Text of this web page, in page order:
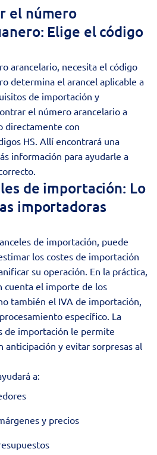
el número
Elige el código
arancelario, necesita el código
determina el arancel aplicable a
de importación y
el número arancelario a
directamente con
HS. Allí encontrará una
información para ayudarle a
de importación: Lo
importadoras
de importación, puede
los costes de importación
su operación. En la práctica,
cuenta el importe de los
también el IVA de importación,
específico. La
de importación le permite
anticipación y evitar sorpresas al
a:
y precios